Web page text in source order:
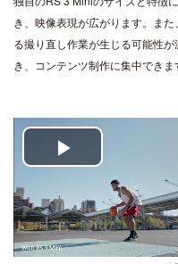
き、映像表現が広がります。ま
る撮り直し作業が生じる可能性
き、コンテンツ制作に集中できま
Play
Video